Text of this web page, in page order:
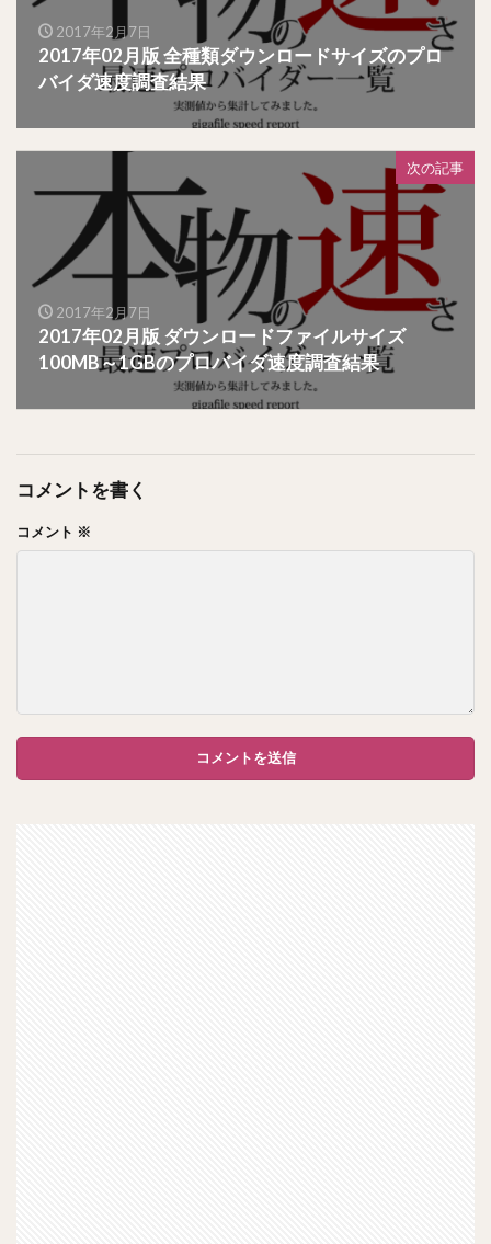
2017年2月7日
2017年02月版 全種類ダウンロードサイズのプロ
バイダ速度調査結果
次の記事
2017年2月7日
2017年02月版 ダウンロードファイルサイズ
100MB～1GBのプロバイダ速度調査結果
コメントを書く
コメント ※